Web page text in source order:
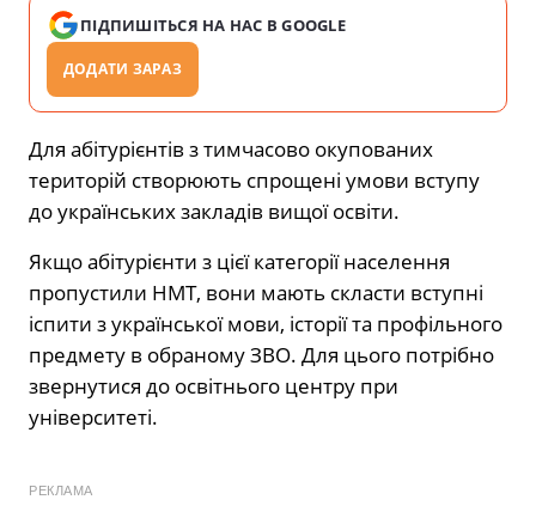
ПІДПИШІТЬСЯ НА НАС В GOOGLE
ДОДАТИ ЗАРАЗ
Для абітурієнтів з тимчасово окупованих
територій створюють спрощені умови вступу
до українських закладів вищої освіти.
Якщо абітурієнти з цієї категорії населення
пропустили НМТ, вони мають скласти вступні
іспити з української мови, історії та профільного
предмету в обраному ЗВО. Для цього потрібно
звернутися до освітнього центру при
університеті.
РЕКЛАМА